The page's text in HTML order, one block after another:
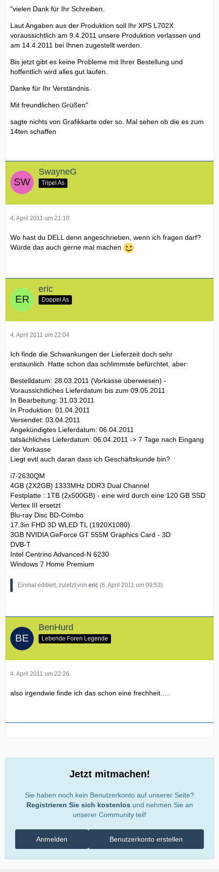
"vielen Dank für Ihr Schreiben.
Laut Angaben aus der Produktion soll Ihr XPS L702X
voraussichtlich am 9.4.2011 unsere Produktion verlassen und
am 14.4.2011 bei Ihnen zugestellt werden.
Bis jetzt gibt es keine Probleme mit Ihrer Bestellung und
hoffentlich wird alles gut laufen.
Danke für Ihr Verständnis.
Mit freundlichen Grüßen"
sagte nichts von Grafikkarte oder so. Mal sehen ob die es zum
14ten schaffen
SwayneG
Tripel As
4. April 2011 um 21:10
Wo hast du DELL denn angeschrieben, wenn ich fragen darf?
Würde das auch gerne mal machen
eric
Doppel As
4. April 2011 um 22:04
Ich finde die Schwankungen der Lieferzeit doch sehr
erstaunlich. Hatte schon das schlimmste befürchtet, aber:
Bestelldatum: 28.03.2011 (Vorkasse überwiesen) -
Voraussichtliches Lieferdatum bis zum 09.05.2011
In Bearbeitung: 31.03.2011
In Produktion: 01.04.2011
Versendet: 03.04.2011
Angekündigtes Lieferdatum: 06.04.2011
tatsächliches Lieferdatum: 06.04.2011 -> 7 Tage nach Eingang
der Vorkasse
Liegt evtl auch daran dass ich Geschäftskunde bin?
i7-2630QM
4GB (2X2GB) 1333MHz DDR3 Dual Channel
Festplatte : 1TB (2x500GB) - eine wird durch eine 120 GB SSD
Vertex III ersetzt
Blu-ray Disc BD-Combo
17.3in FHD 3D WLED TL (1920X1080)
3GB NVIDIA GeForce GT 555M Graphics Card - 3D
DVB-T
Intel Centrino Advanced-N 6230
Windows 7 Home Premium
Einmal editiert, zuletzt von eric (6. April 2011 um 09:53)
BenHurd
Lebende Foren Legende
4. April 2011 um 22:26
also irgendwie finde ich das schon eine frechheit.....
Jetzt mitmachen!
Sie haben noch kein Benutzerkonto auf unserer Seite?
Registrieren Sie sich kostenlos und nehmen Sie an
unserer Community teil!
Benutzerkonto erstellen
Anmelden